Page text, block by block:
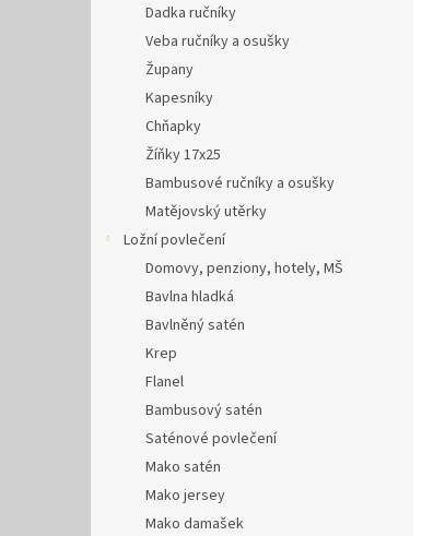
Dadka ručníky
Veba ručníky a osušky
Župany
Kapesníky
Chňapky
Žíňky 17x25
Bambusové ručníky a osušky
Matějovský utěrky
Ložní povlečení
Domovy, penziony, hotely, MŠ
Bavlna hladká
Bavlněný satén
Krep
Flanel
Bambusový satén
Saténové povlečení
Mako satén
Mako jersey
Mako damašek